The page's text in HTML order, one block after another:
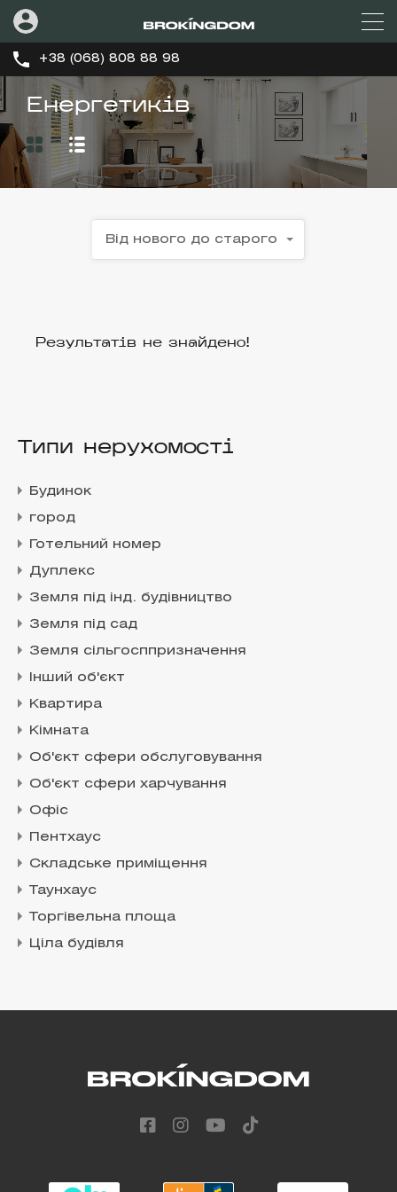
+38 (068) 808 88 98
Енергетиків
Від нового до старого
Результатів не знайдено!
Типи нерухомості
Будинок
город
Готельний номер
Дуплекс
Земля під інд. будівництво
Земля під сад
Земля сільгосппризначення
Інший об'єкт
Квартира
Кімната
Об'єкт сфери обслуговування
Об'єкт сфери харчування
Офіс
Пентхаус
Складське приміщення
Таунхаус
Торгівельна площа
Ціла будівля